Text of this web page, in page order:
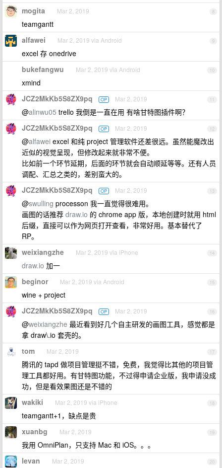
8
mogita Mar 2, 2019
teamgantt
9
alfawei Mar 2, 2019 via Android
excel 存 onedrive
10
bukefangwu Mar 2, 2019 via Android
xmind
11
JCZ2MkKb5S8ZX9pq OP Mar 2, 2019
@alinwu05 trello 我倒是一直在用 有啥甘特图插件啊？
12
JCZ2MkKb5S8ZX9pq OP Mar 2, 2019
@alfawei excel 和纯 project 管理软件还差很远。虽然能魔改出
近似的视觉呈现，但修改起来就非常不便。
比如前一个环节延期，后面的环节就会自动顺延等等。还有人员
调配、汇总之类的，差别蛮大的。
13
JCZ2MkKb5S8ZX9pq OP Mar 2, 2019
@swulling processon 我一直觉得很难用。
画图的话推荐 draw.io 的 chrome app 版，本地创建时就用 html
后缀，直接可以作为网页打开查看，非常好用。基本替代了
RP。
14
weixiangzhe Mar 2, 2019 via iPhone
draw.io 加一
15
beginor Mar 2, 2019 via Android
wine + project
16
JCZ2MkKb5S8ZX9pq OP Mar 2, 2019
@weixiangzhe 最近看到好几个自主研发的画图工具，感觉都是
拿 draw\.io 套壳的。
17
tom Mar 2, 2019
腾讯的 tapd 做项目管理挺不错，免费，我觉得比其他的项目管
理工具都好用。有甘特图功能，不过得申请企业版，我申请没成
功，但是看效果图还是不错的
18
wakiki Mar 2, 2019 via iPhone
teamgantt+1，缺点是贵
19
xuanbg Mar 2, 2019
我用 OmniPlan，只支持 Mac 和 iOS。。。
20
levan Mar 2, 2019